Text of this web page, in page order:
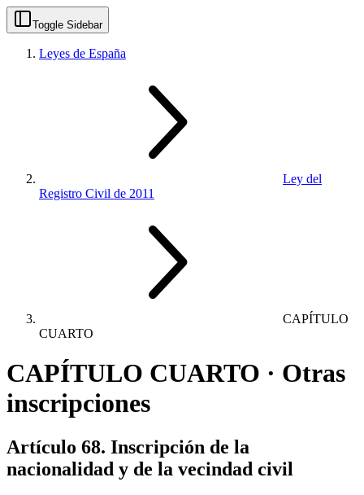
Toggle Sidebar
Leyes de España
Ley del
Registro Civil de 2011
CAPÍTULO
CUARTO
CAPÍTULO CUARTO · Otras
inscripciones
Artículo 68. Inscripción de la
nacionalidad y de la vecindad civil